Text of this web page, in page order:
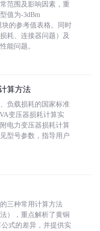
范围及影响因素，重
值为-3dBm
块的参考值表格。同时
耗、连接器问题）及
能问题。
算方法
负载损耗的国家标准
变压器损耗计算实
电力变压器损耗计算
型号参数，指导用户
三种常用计算方法
），重点解析了黄铜
公式的差异，并提供实